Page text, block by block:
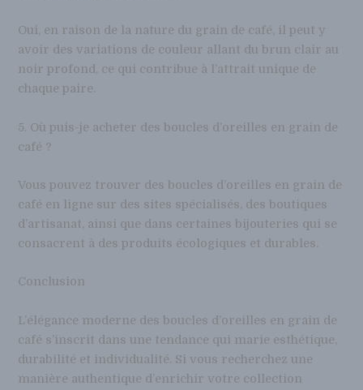
Oui, en raison de la nature du grain de café, il peut y
avoir des variations de couleur allant du brun clair au
noir profond, ce qui contribue à l’attrait unique de
chaque paire.
5. Où puis-je acheter des boucles d’oreilles en grain de
café ?
Vous pouvez trouver des boucles d’oreilles en grain de
café en ligne sur des sites spécialisés, des boutiques
d’artisanat, ainsi que dans certaines bijouteries qui se
consacrent à des produits écologiques et durables.
Conclusion
L’élégance moderne des boucles d’oreilles en grain de
café s’inscrit dans une tendance qui marie esthétique,
durabilité et individualité. Si vous recherchez une
manière authentique d’enrichir votre collection